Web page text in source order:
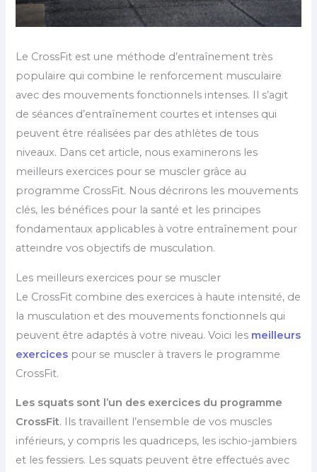
Le CrossFit est une méthode d’entraînement très
populaire qui combine le renforcement musculaire
avec des mouvements fonctionnels intenses. Il s’agit
de séances d’entraînement courtes et intenses qui
peuvent être réalisées par des athlètes de tous
niveaux. Dans cet article, nous examinerons les
meilleurs exercices pour se muscler grâce au
programme CrossFit. Nous décrirons les mouvements
clés, les bénéfices pour la santé et les principes
fondamentaux applicables à votre entraînement pour
atteindre vos objectifs de musculation.
Les meilleurs exercices pour se muscler
Le CrossFit combine des exercices à haute intensité, de
la musculation et des mouvements fonctionnels qui
peuvent être adaptés à votre niveau. Voici les meilleurs
exercices pour se muscler à travers le programme
CrossFit.
Les squats sont l’un des exercices du programme
CrossFit. Ils travaillent l’ensemble de vos muscles
inférieurs, y compris les quadriceps, les ischio-jambiers
et les fessiers. Les squats peuvent être effectués avec